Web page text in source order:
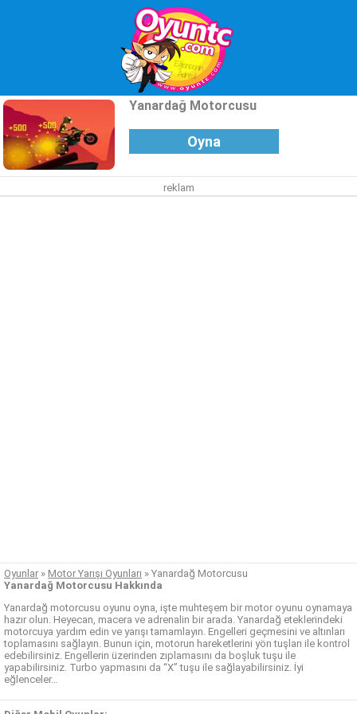
Yanardağ Motorcusu
Oyna
reklam
Oyunlar » Motor Yarışı Oyunları » Yanardağ Motorcusu
Yanardağ Motorcusu Hakkında
Yanardağ motorcusu oyunu oyna, işte muhteşem bir motor oyunu oynamaya
hazır olun. Heyecan, macera ve adrenalin bir arada. Yanardağ eteklerindeki
motorcuya yardım edin ve yarışı tamamlayın. Engelleri geçmesini ve altınları
toplamasını sağlayın. Bunun için, motorun hareketlerini yön tuşları ile kontrol
edebilirsiniz. Engellerin üzerinden zıplamasını da boşluk tuşu ile
yapabilirsiniz. Turbo yapmasını da “X” tuşu ile sağlayabilirsiniz. İyi
eğlenceler…